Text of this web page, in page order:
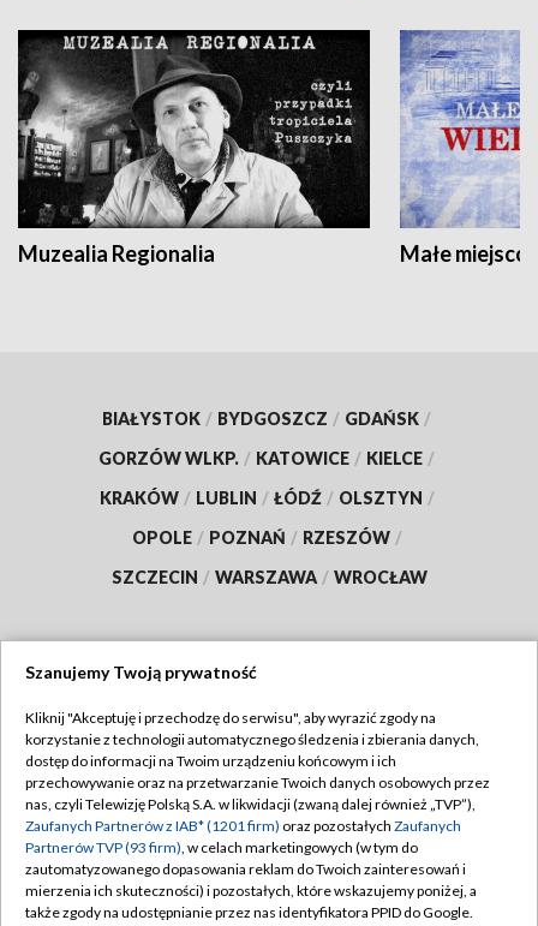
Muzealia Regionalia Małe
BIAŁYSTOK / BYDGOSZCZ / GDAŃSK /
GORZÓW WLKP. / KATOWICE / KIELCE /
KRAKÓW / LUBLIN / ŁÓDŹ / OLSZTYN /
OPOLE / POZNAŃ / RZESZÓW /
SZCZECIN / WARSZAWA / WROCŁAW
TVP
Abonament TVP
Emisja w TVP
Centrum informacji TVP
Naziemna Telewizja Cyfrowa
Regulamin TVP
Polityka prywatności
Moje zgody
Pomoc
Szanujemy Twoją prywatność
Kliknij "Akceptuję i przechodzę do serwisu", aby wyrazić zgody na
korzystanie z technologii automatycznego śledzenia i zbierania danych,
dostęp do informacji na Twoim urządzeniu końcowym i ich
przechowywanie oraz na przetwarzanie Twoich danych osobowych przez
nas, czyli Telewizję Polską S.A. w likwidacji (zwaną dalej również „TVP”),
Zaufanych Partnerów z IAB* (1201 firm) oraz pozostałych Zaufanych
Partnerów TVP (93 firm), w celach marketingowych (w tym do
zautomatyzowanego dopasowania reklam do Twoich zainteresowań i
mierzenia ich skuteczności) i pozostałych, które wskazujemy poniżej, a
także zgody na udostępnianie przez nas identyfikatora PPID do Google.